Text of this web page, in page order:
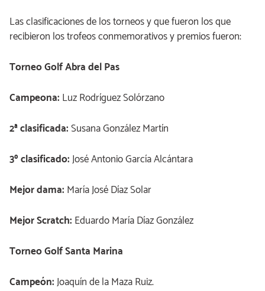
Las clasificaciones de los torneos y que fueron los que
recibieron los trofeos conmemorativos y premios fueron:
Torneo Golf Abra del Pas
Campeona: Luz Rodríguez Solórzano
2ª clasificada:Susana González Martín
3º clasificado:José Antonio García Alcántara
Mejor dama: María José Díaz Solar
Mejor Scratch: Eduardo María Díaz González
Torneo Golf Santa Marina
Campeón:Joaquín de la Maza Ruiz.